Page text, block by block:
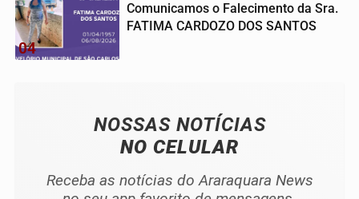
04
Comunicamos o Falecimento da Sra.
FATIMA CARDOZO DOS SANTOS
NOSSAS NOTÍCIAS
NO CELULAR
Receba as notícias do Araraquara News